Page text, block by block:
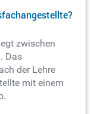
zwischen
Das
der Lehre
mit einem